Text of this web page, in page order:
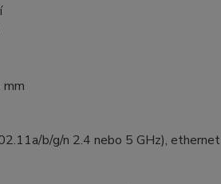
b/g/n 2.4 nebo 5 GHz), ethernet